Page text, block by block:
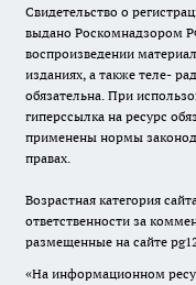
Свидетельство о
выдано Роскомнадзором
воспроизведении
изданиях, а также теле-
обязательна. При
гиперссылка на ресурс
применены нормы
правах.
Возрастная категория
ответственности за
размещенные на сайте
«На информационном